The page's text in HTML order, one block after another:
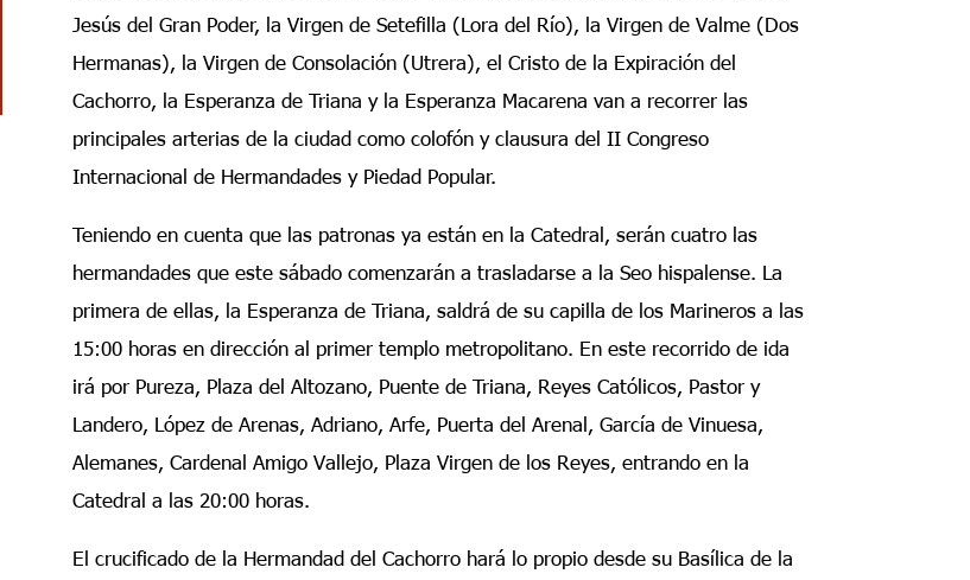
Jesús del Gran Poder, la Virgen de Setefilla (Lora del Río), la Virgen de Valme (Dos
Hermanas), la Virgen de Consolación (Utrera), el Cristo de la Expiración del
Cachorro, la Esperanza de Triana y la Esperanza Macarena van a recorrer las
principales arterias de la ciudad como colofón y clausura del II Congreso
Internacional de Hermandades y Piedad Popular.
Teniendo en cuenta que las patronas ya están en la Catedral, serán cuatro las
hermandades que este sábado comenzarán a trasladarse a la Seo hispalense. La
primera de ellas, la Esperanza de Triana, saldrá de su capilla de los Marineros a las
15:00 horas en dirección al primer templo metropolitano. En este recorrido de ida
irá por Pureza, Plaza del Altozano, Puente de Triana, Reyes Católicos, Pastor y
Landero, López de Arenas, Adriano, Arfe, Puerta del Arenal, García de Vinuesa,
Alemanes, Cardenal Amigo Vallejo, Plaza Virgen de los Reyes, entrando en la
Catedral a las 20:00 horas.
El crucificado de la Hermandad del Cachorro hará lo propio desde su Basílica de la